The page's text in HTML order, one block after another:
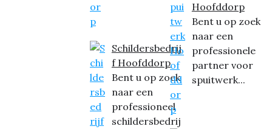
Schildersbedrij
f Hoofddorp
Bent u op zoek
naar een
professioneel
schildersbedrij
Hoofddorp
Bent u op zoek
naar een
professionele
partner voor
spuitwerk...